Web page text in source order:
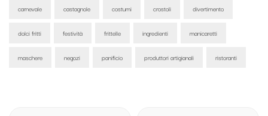
carnevale castagnole costumi crostoli divertimento
dolci fritti festività frittelle ingredienti manicaretti
maschere negozi panificio produttori artigianali ristoranti